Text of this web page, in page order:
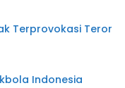
Terprovokasi Teror
Indonesia